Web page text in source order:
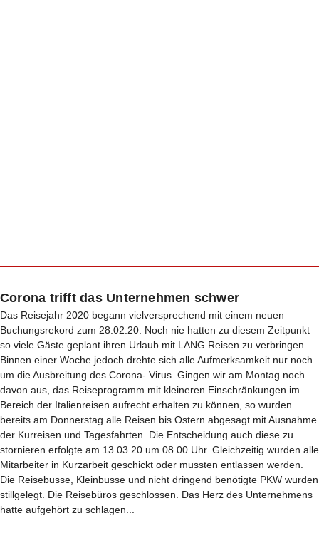
Corona trifft das Unternehmen schwer
Das Reisejahr 2020 begann vielversprechend mit einem neuen
Buchungsrekord zum 28.02.20. Noch nie hatten zu diesem Zeitpunkt
so viele Gäste geplant ihren Urlaub mit LANG Reisen zu verbringen.
Binnen einer Woche jedoch drehte sich alle Aufmerksamkeit nur noch
um die Ausbreitung des Corona- Virus. Gingen wir am Montag noch
davon aus, das Reiseprogramm mit kleineren Einschränkungen im
Bereich der Italienreisen aufrecht erhalten zu können, so wurden
bereits am Donnerstag alle Reisen bis Ostern abgesagt mit Ausnahme
der Kurreisen und Tagesfahrten. Die Entscheidung auch diese zu
stornieren erfolgte am 13.03.20 um 08.00 Uhr. Gleichzeitig wurden alle
Mitarbeiter in Kurzarbeit geschickt oder mussten entlassen werden.
Die Reisebusse, Kleinbusse und nicht dringend benötigte PKW wurden
stillgelegt. Die Reisebüros geschlossen. Das Herz des Unternehmens
hatte aufgehört zu schlagen...